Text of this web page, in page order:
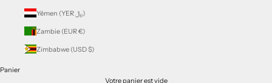
Yémen (YER ﷼)
Zambie (EUR €)
Zimbabwe (USD $)
Panier
Votre panier est vide